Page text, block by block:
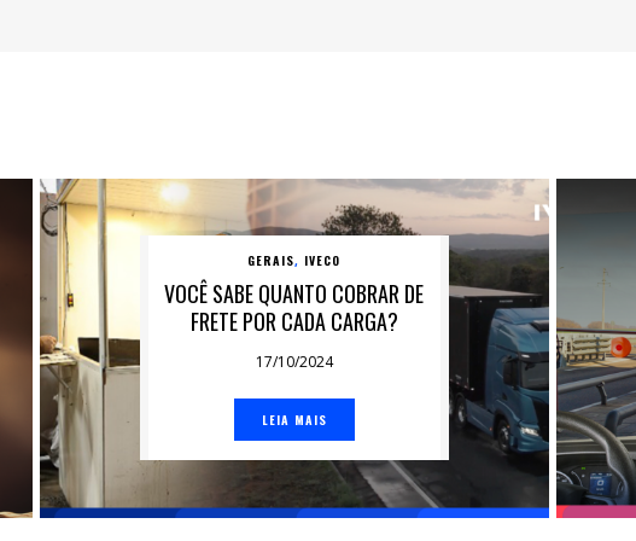
GERAIS, IVECO
VOCÊ SABE QUANTO COBRAR DE
FRETE POR CADA CARGA?
17/10/2024
LEIA MAIS